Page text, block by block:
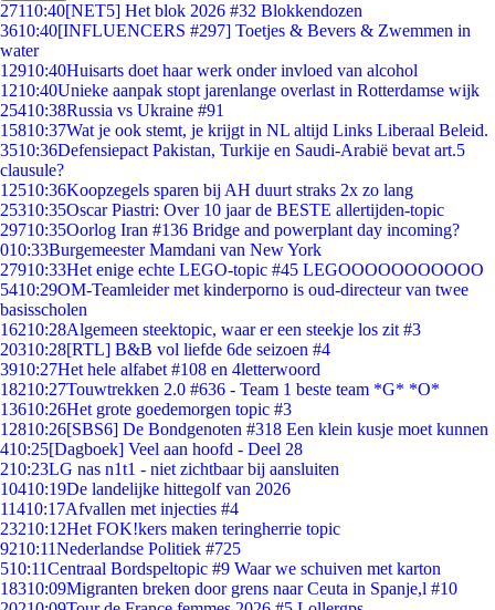
27110:40[NET5] Het blok 2026 #32 Blokkendozen
3610:40[INFLUENCERS #297] Toetjes & Bevers & Zwemmen in
water
12910:40Huisarts doet haar werk onder invloed van alcohol
1210:40Unieke aanpak stopt jarenlange overlast in Rotterdamse wijk
25410:38Russia vs Ukraine #91
15810:37Wat je ook stemt, je krijgt in NL altijd Links Liberaal Beleid.
3510:36Defensiepact Pakistan, Turkije en Saudi-Arabië bevat art.5
clausule?
12510:36Koopzegels sparen bij AH duurt straks 2x zo lang
25310:35Oscar Piastri: Over 10 jaar de BESTE allertijden-topic
29710:35Oorlog Iran #136 Bridge and powerplant day incoming?
010:33Burgemeester Mamdani van New York
27910:33Het enige echte LEGO-topic #45 LEGOOOOOOOOOOO
5410:29OM-Teamleider met kinderporno is oud-directeur van twee
basisscholen
16210:28Algemeen steektopic, waar er een steekje los zit #3
20310:28[RTL] B&B vol liefde 6de seizoen #4
3910:27Het hele alfabet #108 en 4letterwoord
18210:27Touwtrekken 2.0 #636 - Team 1 beste team *G* *O*
13610:26Het grote goedemorgen topic #3
12810:26[SBS6] De Bondgenoten #318 Een klein kusje moet kunnen
410:25[Dagboek] Veel aan hoofd - Deel 28
210:23LG nas n1t1 - niet zichtbaar bij aansluiten
10410:19De landelijke hittegolf van 2026
11410:17Afvallen met injecties #4
23210:12Het FOK!kers maken teringherrie topic
9210:11Nederlandse Politiek #725
510:11Centraal Bordspeltopic #9 Waar we schuiven met karton
18310:09Migranten breken door grens naar Ceuta in Spanje,l #10